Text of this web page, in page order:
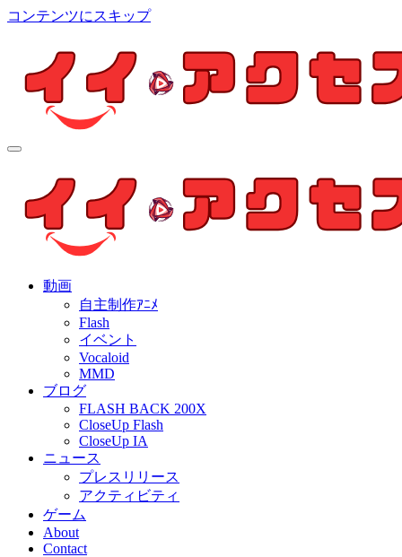
コンテンツにスキップ
個人制作アニメを中心とした動画紹介ブログ
動画
自主制作ｱﾆﾒ
Flash
イベント
Vocaloid
MMD
ブログ
FLASH BACK 200X
CloseUp Flash
CloseUp IA
ニュース
プレスリリース
アクティビティ
ゲーム
About
Contact